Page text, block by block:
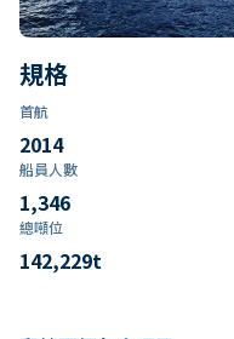
規格
首航
2014
船員人數
1,346
總噸位
142,229t